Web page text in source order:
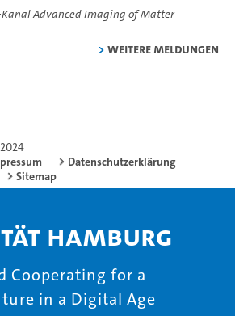
Advanced Imaging of Matter
weitere Meldungen
Datenschutzerklärung
Sitemap
Hamburg
Cooperating for a
in a Digital Age